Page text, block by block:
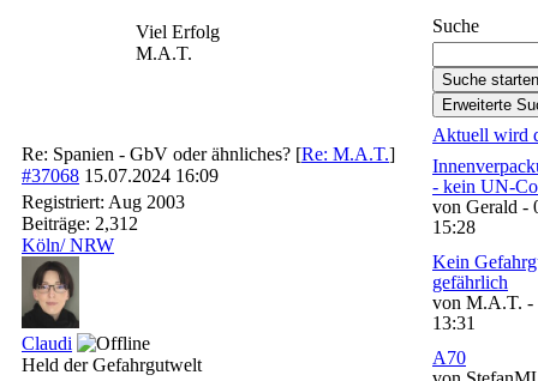
Viel Erfolg
M.A.T.
Re: Spanien - GbV oder ähnliches? [Re: M.A.T.]
#37068 15.07.2024 16:09
Registriert: Aug 2003
Beiträge: 2,312
Köln/ NRW
Claudi
Held der Gefahrgutwelt
Suche
Aktuell wird
- kein UN-
von Gerald -
15:28
Kein
gefährlich
von M.A.T. -
13:31
A70